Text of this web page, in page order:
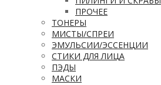
ПРОЧЕЕ
ТОНЕРЫ
МИСТЫ/СПРЕИ
ЭМУЛЬСИИ/ЭССЕНЦИИ
СТИКИ ДЛЯ ЛИЦА
ПЭДЫ
МАСКИ